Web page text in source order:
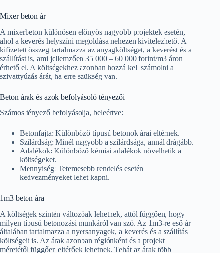
Mixer beton ár
A mixerbeton különösen előnyös nagyobb projektek esetén,
ahol a keverés helyszíni megoldása nehezen kivitelezhető. A
kifizetett összeg tartalmazza az anyagköltséget, a keverést és a
szállítást is, ami jellemzően 35 000 – 60 000 forint/m3 áron
érhető el. A költségekhez azonban hozzá kell számolni a
szivattyúzás árát, ha erre szükség van.
Beton árak és azok befolyásoló tényezői
Számos tényező befolyásolja, beleértve:
Betonfajta: Különböző típusú betonok árai eltérnek.
Szilárdság: Minél nagyobb a szilárdsága, annál drágább.
Adalékok: Különböző kémiai adalékok növelhetik a
költségeket.
Mennyiség: Tetemesebb rendelés esetén
kedvezményeket lehet kapni.
1m3 beton ára
A költségek szintén változóak lehetnek, attól függően, hogy
milyen típusú betonozási munkáról van szó. Az 1m3-re eső ár
általában tartalmazza a nyersanyagok, a keverés és a szállítás
költségeit is. Az árak azonban régiónként és a projekt
méretétől függően eltérőek lehetnek. Tehát az árak több